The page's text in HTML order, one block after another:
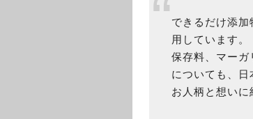
できるだけ添
用しています。
保存料、マーガ
についても、
お人柄と想いに